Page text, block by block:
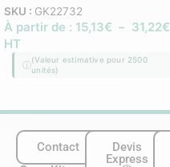
SKU : GK22732
À partir de : 15,13€ – 31,22€
HT
(Valeur estimative pour 2500
unités)
Contact
Devis
Express